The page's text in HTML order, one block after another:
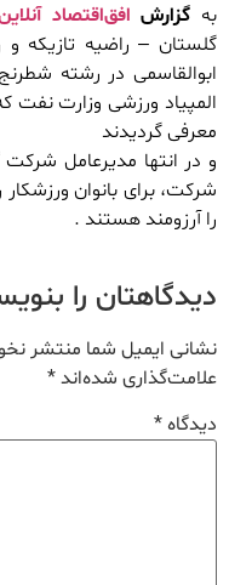
به گزارش افق‌اقتصاد
گلستان – راضیه تازیکه و
ابوالقاسمی در رشته
المپیاد ورزشی وزارت نفت
معرفی گردیدند
و در انتها مدیرعامل
شرکت، برای بانوان ورزشکار
را آرزومند هستند .
دیدگاهتان را
نشانی ایمیل شما منتشر
علامت‌گذاری شده‌اند*
دیدگاه*